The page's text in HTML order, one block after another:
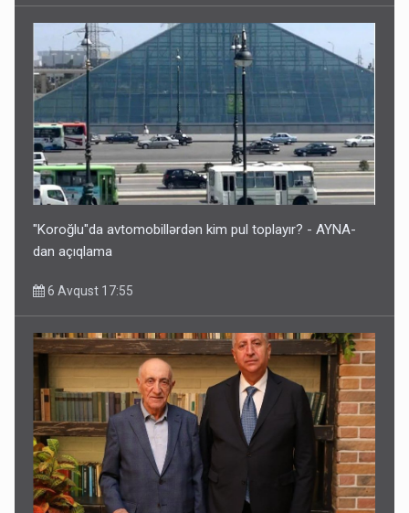
"Koroğlu"da avtomobillərdən kim pul toplayır? - AYNA-
dan açıqlama
6 Avqust 17:55